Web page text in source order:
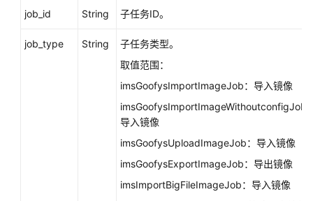
文
job_id String 子任务ID。
job_type String
子任务类型。
取值范围：
imsGoofysImportImageJob：导入镜像
imsGoofysImportImageWithoutconfigJob
导入镜像
imsGoofysUploadImageJob：导入镜像
imsGoofysExportImageJob：导出镜像
imsImportBigFileImageJob：导入镜像